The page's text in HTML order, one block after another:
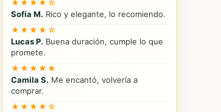
★★★★☆
Sofía M. Rico y elegante, lo recomiendo.
★★★★☆
Lucas P. Buena duración, cumple lo que
promete.
★★★★★
Camila S. Me encantó, volvería a
comprar.
★★★★☆